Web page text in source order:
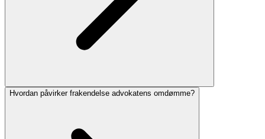
Hvordan påvirker frakendelse advokatens omdømme?